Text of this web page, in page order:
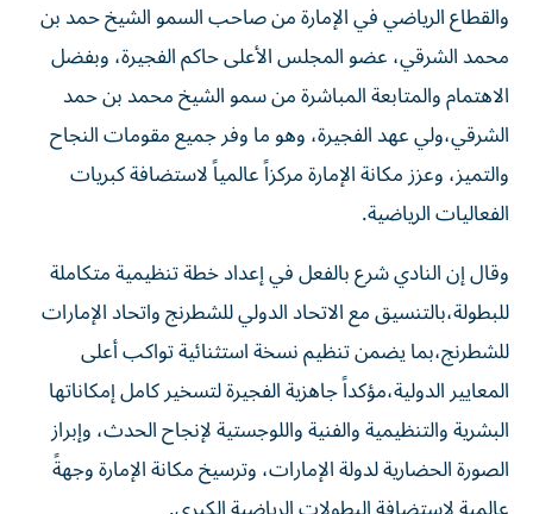
والقطاع الرياضي في الإمارة من صاحب السمو الشيخ حمد بن
محمد الشرقي، عضو المجلس الأعلى حاكم الفجيرة، وبفضل
الاهتمام والمتابعة المباشرة من سمو الشيخ محمد بن حمد
الشرقي،ولي عهد الفجيرة، وهو ما وفر جميع مقومات النجاح
والتميز، وعزز مكانة الإمارة مركزاً عالمياً لاستضافة كبريات
الفعاليات الرياضية.
وقال إن النادي شرع بالفعل في إعداد خطة تنظيمية متكاملة
للبطولة،بالتنسيق مع الاتحاد الدولي للشطرنج واتحاد الإمارات
للشطرنج،بما يضمن تنظيم نسخة استثنائية تواكب أعلى
المعايير الدولية،مؤكداً جاهزية الفجيرة لتسخير كامل إمكاناتها
البشرية والتنظيمية والفنية واللوجستية لإنجاح الحدث، وإبراز
الصورة الحضارية لدولة الإمارات، وترسيخ مكانة الإمارة وجهةً